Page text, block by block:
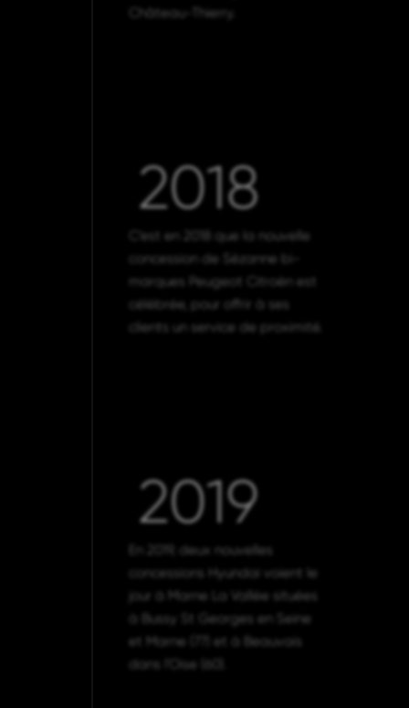
Château-Thierry.
2018
C’est en 2018 que la nouvelle
concession de Sézanne bi-
marques Peugeot Citroën est
célébrée, pour offrir à ses
clients un service de proximité.
2019
En 2019, deux nouvelles
concessions Hyundai voient le
jour à Marne La Vallée situées
à Bussy St Georges en Seine
et Marne (77) et à Beauvais
dans l’Oise (60).